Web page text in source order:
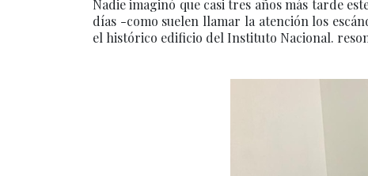
Nadie imaginó que casi tres años más tarde
días -como suelen llamar la atención los
el histórico edificio del Instituto Nacional.